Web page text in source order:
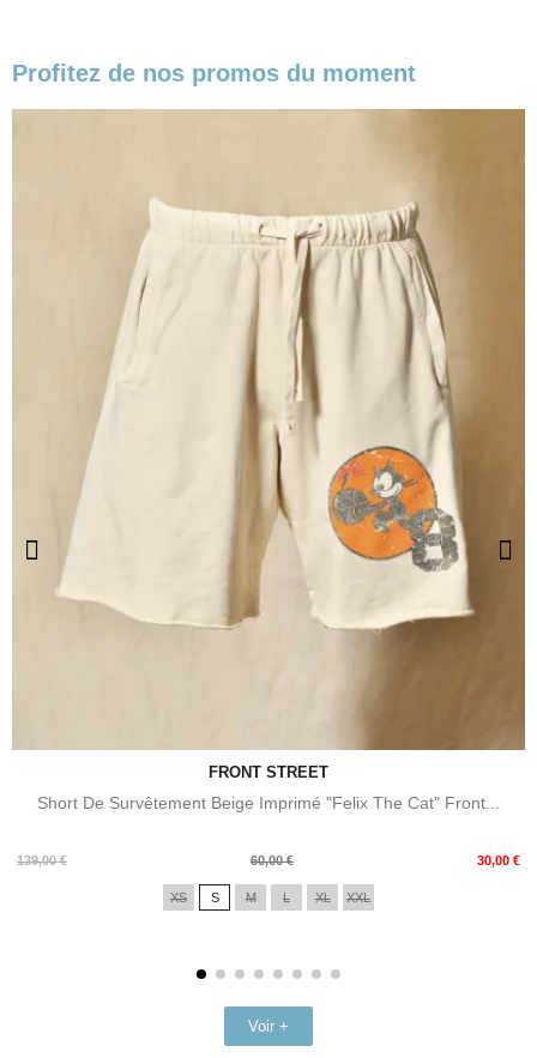
Profitez de nos promos du moment
FRONT STREET
Short De Survêtement Beige Imprimé "Felix The Cat" Front...
139,00 €
Prix
60,00 € 30,00 €
Prix
XS S M L XL XXL
Voir +